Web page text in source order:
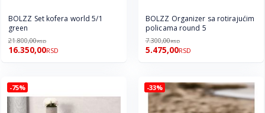
BOLZZ Set kofera world 5/1
green
21.800,00RSD
16.350,00RSD
BOLZZ Organizer sa rotirajućim
policama round 5
7.300,00RSD
5.475,00RSD
-75% -33%